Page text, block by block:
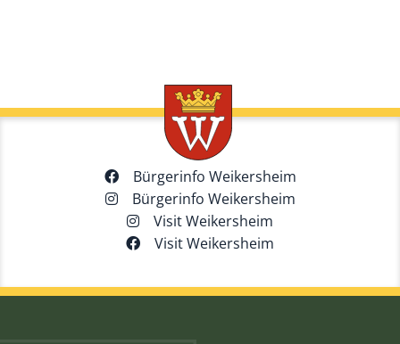
Bürgerinfo Weikersheim
Bürgerinfo Weikersheim
Visit Weikersheim
Visit Weikersheim